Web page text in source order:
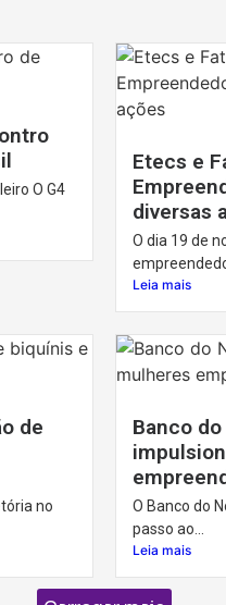
O G4
Etecs e
diversas
O dia 19 de
Leia mais
de
no
Banco
O Banco do
passo ao...
Leia mais